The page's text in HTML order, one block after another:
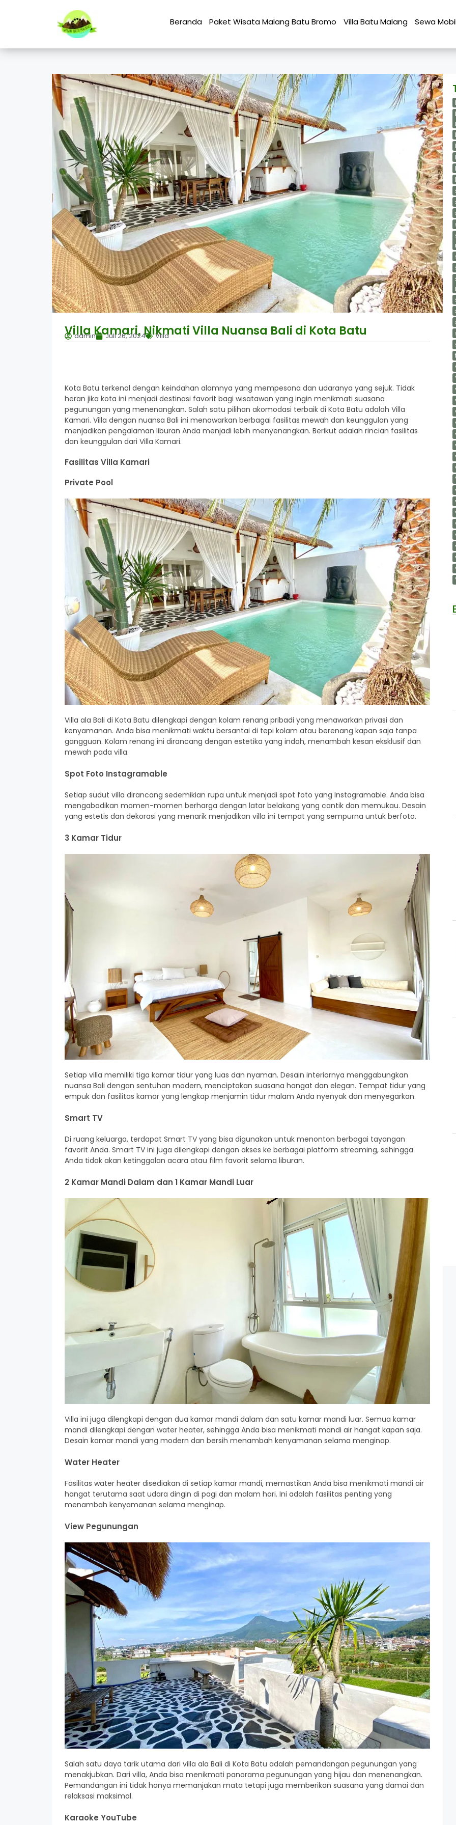
Beranda Paket Wisata Malang Batu Bromo Villa Batu Malang Sewa
Villa Kamari, Nikmati Villa Nuansa Bali di Kota Batu
admin Juli 26, 2024 Villa
Kota Batu terkenal dengan keindahan alamnya yang mempesona dan udaranya yang sejuk. Tidak
heran jika kota ini menjadi destinasi favorit bagi wisatawan yang ingin menikmati suasana
pegunungan yang menenangkan. Salah satu pilihan akomodasi terbaik di Kota Batu adalah Villa
Kamari. Villa dengan nuansa Bali ini menawarkan berbagai fasilitas mewah dan keunggulan yang
menjadikan pengalaman liburan Anda menjadi lebih menyenangkan. Berikut adalah rincian fasilitas
dan keunggulan dari Villa Kamari.
Fasilitas Villa Kamari
Private Pool
Villa ala Bali di Kota Batu dilengkapi dengan kolam renang pribadi yang menawarkan privasi dan
kenyamanan. Anda bisa menikmati waktu bersantai di tepi kolam atau berenang kapan saja tanpa
gangguan. Kolam renang ini dirancang dengan estetika yang indah, menambah kesan eksklusif dan
mewah pada villa.
Spot Foto Instagramable
Setiap sudut villa dirancang sedemikian rupa untuk menjadi spot foto yang Instagramable. Anda bisa
mengabadikan momen-momen berharga dengan latar belakang yang cantik dan memukau. Desain
yang estetis dan dekorasi yang menarik menjadikan villa ini tempat yang sempurna untuk berfoto.
3 Kamar Tidur
Setiap villa memiliki tiga kamar tidur yang luas dan nyaman. Desain interiornya menggabungkan
nuansa Bali dengan sentuhan modern, menciptakan suasana hangat dan elegan. Tempat tidur yang
empuk dan fasilitas kamar yang lengkap menjamin tidur malam Anda nyenyak dan menyegarkan.
Smart TV
Di ruang keluarga, terdapat Smart TV yang bisa digunakan untuk menonton berbagai tayangan
favorit Anda. Smart TV ini juga dilengkapi dengan akses ke berbagai platform streaming, sehingga
Anda tidak akan ketinggalan acara atau film favorit selama liburan.
2 Kamar Mandi Dalam dan 1 Kamar Mandi Luar
Villa ini juga dilengkapi dengan dua kamar mandi dalam dan satu kamar mandi luar. Semua kamar
mandi dilengkapi dengan water heater, sehingga Anda bisa menikmati mandi air hangat kapan saja.
Desain kamar mandi yang modern dan bersih menambah kenyamanan selama menginap.
Water Heater
Fasilitas water heater disediakan di setiap kamar mandi, memastikan Anda bisa menikmati mandi air
hangat terutama saat udara dingin di pagi dan malam hari. Ini adalah fasilitas penting yang
menambah kenyamanan selama menginap.
View Pegunungan
Salah satu daya tarik utama dari villa ala Bali di Kota Batu adalah pemandangan pegunungan yang
menakjubkan. Dari villa, Anda bisa menikmati panorama pegunungan yang hijau dan menenangkan.
Pemandangan ini tidak hanya memanjakan mata tetapi juga memberikan suasana yang damai dan
relaksasi maksimal.
Karaoke YouTube